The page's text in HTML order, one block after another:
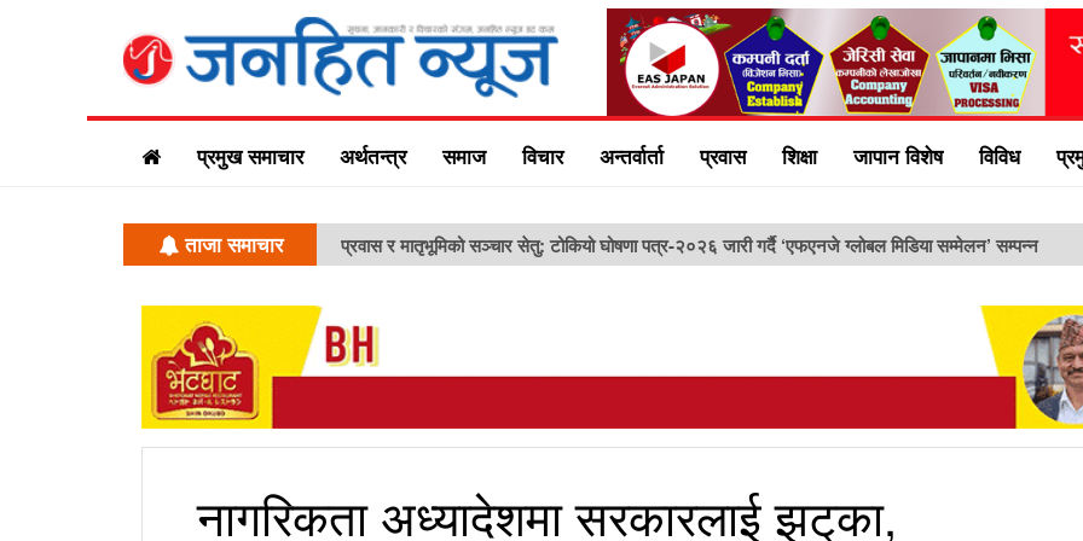
प्रमुख समाचार अर्थतन्त्र समाज विचार अन्तर्वार्ता प्रवास शिक्षा जापान विशेष विविध
ताजा समाचार प्रवास र मातृभूमिको सञ्चार सेतु: टोकियो घोषणा पत्र-२०२६ जारी गर्दै ‘एफएनजे ग्लोबल मिडिया सम्मेलन’ सम्पन्न
नागरिकता अध्यादेशमा सरकारलाई झट‍्का,